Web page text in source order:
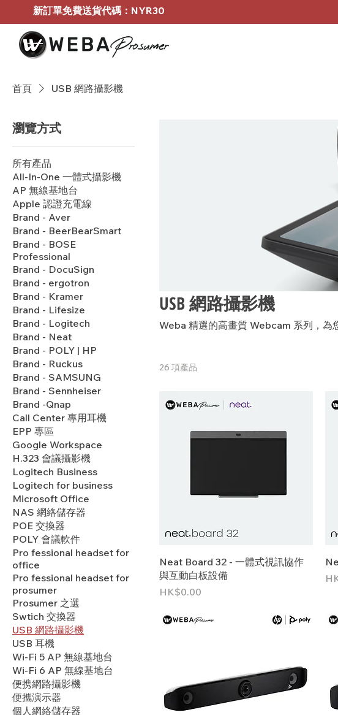
新訂單免費送貨代碼：NYR30
首頁 USB 網路攝影機
瀏覽方式
所有產品
All-In-One 一體式攝影機
AP 無線基地台
Apple 認證充電線
Brand - Aver
Brand - BeerBearSmart
Brand - BOSE
Professional
Brand - DocuSign
Brand - ergotron
Brand - Kramer
Brand - Lifesize
Brand - Logitech
Brand - Neat
Brand - POLY | HP
Brand - Ruckus
Brand - SAMSUNG
Brand - Sennheiser
Brand -Qnap
Call Center 專用耳機
EPP 專區
Google Workspace
H.323 會議攝影機
Logitech Business
Logitech for business
Microsoft Office
NAS 網絡儲存器
POE 交換器
POLY 會議軟件
Pro fessional headset for
office
Pro fessional headset for
prosumer
Prosumer 之選
Swtich 交換器
USB 網路攝影機
USB 耳機
Wi-Fi 5 AP 無線基地台
Wi-Fi 6 AP 無線基地台
便携網路攝影機
便攜演示器
個人網絡儲存器
USB 網路攝影機
Weba 精選的高畫質 Webcam 系列，為
26 項產品
Neat Board 32 - 一體式視訊協作
與互動白板設備
價格
HK$0.00
價